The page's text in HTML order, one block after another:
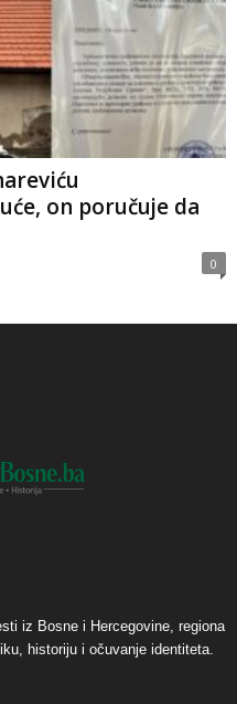
on poručuje da
0
iz Bosne i Hercegovine, regiona
historiju i očuvanje identiteta.